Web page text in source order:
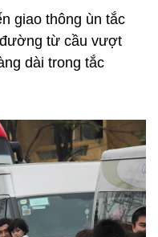
giao thông ùn tắc
từ cầu vượt
dài trong tắc